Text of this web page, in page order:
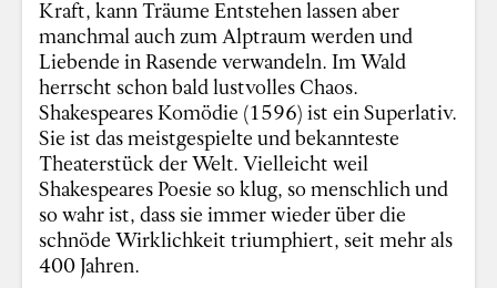
Kraft, kann Träume Entstehen lassen aber
manchmal auch zum Alptraum werden und
Liebende in Rasende verwandeln. Im Wald
herrscht schon bald lustvolles Chaos.
Shakespeares Komödie (1596) ist ein Superlativ.
Sie ist das meistgespielte und bekannteste
Theaterstück der Welt. Vielleicht weil
Shakespeares Poesie so klug, so menschlich und
so wahr ist, dass sie immer wieder über die
schnöde Wirklichkeit triumphiert, seit mehr als
400 Jahren.